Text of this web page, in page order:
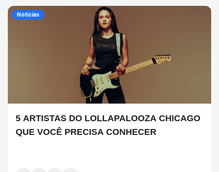
Noticias
5 ARTISTAS DO LOLLAPALOOZA CHICAGO
QUE VOCÊ PRECISA CONHECER